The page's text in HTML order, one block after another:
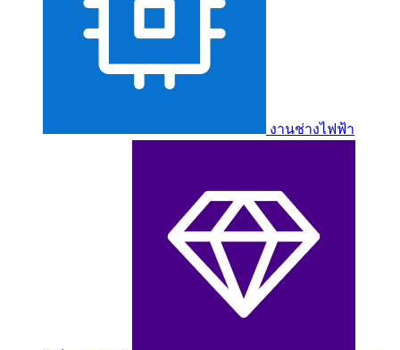
งานช่างไฟฟ้า